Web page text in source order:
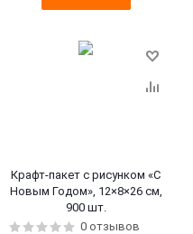
Крафт-пакет с рисунком «С
Новым Годом», 12×8×26 см,
900 шт.
0 отзывов